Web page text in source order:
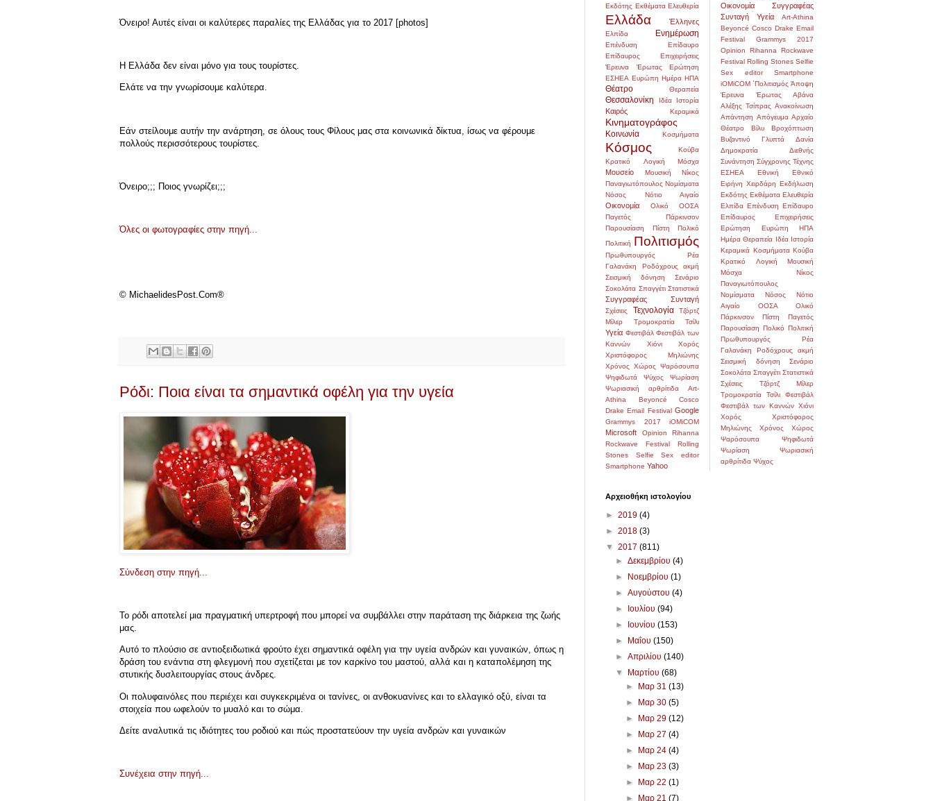
Όνειρο! Αυτές είναι οι καλύτερες παραλίες της Ελλάδας για το 2017 [photos]
Η Ελλάδα δεν είναι μόνο για τους τουρίστες.
Ελάτε να την γνωρίσουμε καλύτερα.
Εάν στείλουμε αυτήν την ανάρτηση, σε όλους τους Φίλους μας στα κοινωνικά δίκτυα, ίσως να φέρουμε
πολλούς περισσότερους τουρίστες.
Όνειρο;;; Ποιος γνωρίζει;;;
Όλες οι φωτογραφίες στην πηγή...
© MichaelidesPost.Com®
Ρόδι: Ποια είναι τα σημαντικά οφέλη για την υγεία
Σύνδεση στην πηγή...
Το ρόδι αποτελεί μια πραγματική υπερτροφή που μπορεί να συμβάλλει στην παράταση της διάρκεια της ζωής
μας.
Αυτό το πλούσιο σε αντιοξειδωτικά φρούτο έχει σημαντικά οφέλη για την υγεία ανδρών και γυναικών, όπως η
δράση του ενάντια στη φλεγμονή που σχετίζεται με τον καρκίνο του μαστού, αλλά και η καταπολέμηση της
στυτικής δυσλειτουργίας στους άνδρες.
Οι πολυφαινόλες που περιέχει και συγκεκριμένα οι τανίνες, οι ανθοκυανίνες και το ελλαγικό οξύ, είναι τα
στοιχεία που ωφελούν το μυαλό και το σώμα.
Δείτε αναλυτικά τις ιδιότητες του ροδιού και πώς προστατεύουν την υγεία ανδρών και γυναικών
Συνέχεια στην πηγή...
Εκδότης Εκθέματα Ελευθερία
Ελλάδα Έλληνες
Ελπίδα Ενημέρωση
Επένδυση
Επίδαυρο
Επίδαυρος
Επιχειρήσεις
Έρευνα
Έρωτας
Ερώτηση
ΕΣΗΕΑ Ευρώπη Ημέρα ΗΠΑ
Θέατρο Θεραπεία
Θεσσαλονίκη Ιδέα Ιστορία
Καιρός Κεραμικά
Κινηματογράφος
Κοινωνία Κοσμήματα
Κόσμος
Κούβα
Κρατικό
Λογική Μόσχα
Μουσείο Μουσική
Νίκος
Παναγιωτόπουλος Νομίσματα
Νόσος
Νότιο Αιγαίο
Οικονομία Ολικό
ΟΟΣΑ
Παγετός
Πάρκινσον
Παρουσίαση
Πίστη
Πολικό
Πολιτική Πολιτισμός
Πρωθυπουργός
Ρέα
Γαλανάκη
Ροδόχρους ακμή
Σεισμική δόνηση
Σενάριο
Σοκολάτα Σπαγγέτι Στατιστικά
Συγγραφέας Συνταγή
Σχέσεις Τεχνολογία
Τζόρτζ
Μίλερ
Τρομοκρατία Τσίλι
Υγεία Φεστιβάλ Φεστιβάλ των
Καννών
Χιόνι
Χορός
Χριστόφορος Μηλιώνης
Χρόνος Χώρος Ψαρόσουπα
Ψηφιδωτά
Ψύχος
Ψωρίαση
Ψωριασική αρθρίτιδα
Art-
Athina
Beyoncé
Cosco
Drake Email Festival Google
Grammys 2017 iOMiCOM
Microsoft Opinion
Rihanna
Rockwave Festival
Rolling
Stones
Selfie
Sex editor
Smartphone Yahoo
Οικονομία
Συγγραφέας
Συνταγή
Υγεία
Art-Athina
Beyoncé Cosco Drake Email
Festival
Grammys 2017
Opinion
Rihanna
Rockwave
Festival Rolling Stones Selfie
Sex editor
Smartphone
iOMiCOM ΄Πολιτισμός Άποψη
Έρευνα
Έρωτας
Αβάνα
Αλέξης Τσίπρας Ανακοίνωση
Απάντηση Απόγευμα Αρχαίο
Θέατρο
Βίλυ
Βροχόπτωση
Βυζαντινό
Γλυπτά
Δανία
Δημοκρατία
Διεθνής
Συνάντηση Σύγχρονης Τέχνης
ΕΣΗΕΑ
Εθνική
Εθνικό
Ειρήνη Χειρδάρη Εκδήλωση
Εκδότης Εκθέματα Ελευθερία
Ελπίδα Επένδυση Επίδαυρο
Επίδαυρος
Επιχειρήσεις
Ερώτηση
Ευρώπη
ΗΠΑ
Ημέρα Θεραπεία Ιδέα Ιστορία
Κεραμικά Κοσμήματα Κούβα
Κρατικό
Λογική
Μουσική
Μόσχα
Νίκος
Παναγιωτόπουλος
Νομίσματα
Νόσος
Νότιο
Αιγαίο
ΟΟΣΑ
Ολικό
Πάρκινσον
Πίστη
Παγετός
Παρουσίαση Πολικό Πολιτική
Πρωθυπουργός
Ρέα
Γαλανάκη
Ροδόχρους ακμή
Σεισμική δόνηση
Σενάριο
Σοκολάτα Σπαγγέτι Στατιστικά
Σχέσεις
Τζόρτζ Μίλερ
Τρομοκρατία
Τσίλι
Φεστιβάλ
Φεστιβάλ των Καννών Χιόνι
Χορός
Χριστόφορος
Μηλιώνης
Χρόνος
Χώρος
Ψαρόσουπα
Ψηφιδωτά
Ψωρίαση
Ψωριασική
αρθρίτιδα Ψύχος
Αρχειοθήκη ιστολογίου
► 2019 (4)
► 2018 (3)
▼ 2017 (811)
►Δεκεμβρίου(4)
►
Νοεμβρίου(1)
►Αυγούστου(4)
►
Ιουλίου(94)
►
Ιουνίου(153)
►
Μαΐου(150)
►Απριλίου(140)
▼
Μαρτίου(68)
►
Μαρ 31 (13)
►
Μαρ 30 (5)
►
Μαρ 29 (12)
►
Μαρ 27 (4)
►
Μαρ 24 (4)
►
Μαρ 23 (3)
►
Μαρ 22 (1)
►
Μαρ 21 (7)